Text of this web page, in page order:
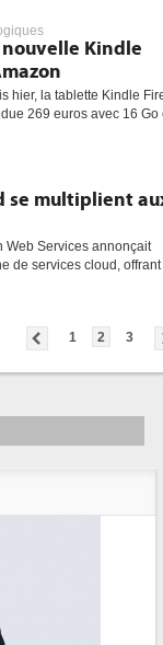
Kindle
hier, la tablette Kindle
269 euros avec 16 Go
se multiplient
Web Services annonçait
de services cloud, offrant
1 2 3